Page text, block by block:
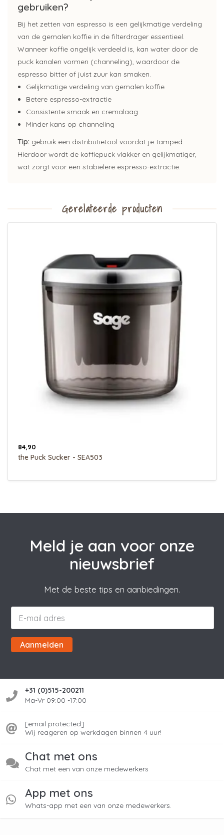
gebruiken?
Bij het zetten van espresso is een gelijkmatige verdeling
van de gemalen koffie in de filterdrager essentieel.
Wanneer koffie ongelijk verdeeld is, kan water door de
puck kanalen vormen (channeling), waardoor de
espresso bitter of juist zuur kan smaken.
Gelijkmatige verdeling van gemalen koffie
Betere espresso-extractie
Consistente smaak en cremalaag
Minder kans op channeling
Tip: gebruik een distributietool voordat je tamped.
Hierdoor wordt de koffiepuck vlakker en gelijkmatiger,
wat zorgt voor een stabielere espresso-extractie.
Gerelateerde producten
84,90
the Puck Sucker - SEA503
Meld je aan voor onze
nieuwsbrief
Met de beste tips en aanbiedingen.
Aanmelden
+31 (0)515-200211
Ma-Vr 09:00 -17:00
[email protected]
Wij reageren op werkdagen binnen 4 uur!
Chat met ons
Chat met een van onze medewerkers
App met ons
Whats-app met een van onze medewerkers.